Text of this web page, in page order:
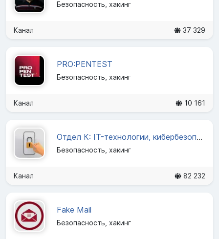
Безопасность, хакинг
Канал 37 329
PRO:PENTEST
Безопасность, хакинг
Канал 10 161
Отдел К: IT-технологии, кибербезопасность
Безопасность, хакинг
Канал 82 232
Fake Mail
Безопасность, хакинг